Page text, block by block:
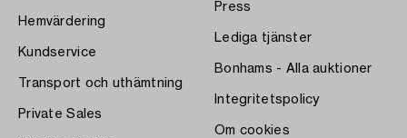
Hemvärdering
Kundservice
Transport och uthämtning
Private Sales
Press
Lediga tjänster
Bonhams - Alla auktioner
Integritetspolicy
Om cookies